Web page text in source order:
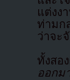
แต่ง
ท่ามก
ว่าจะ
ทั้งสอ
ออกม